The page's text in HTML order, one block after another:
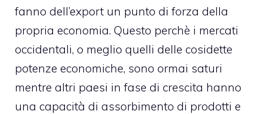
fanno dell’export un punto di forza della
propria economia. Questo perchè i mercati
occidentali, o meglio quelli delle cosidette
potenze economiche, sono ormai saturi
mentre altri paesi in fase di crescita hanno
una capacità di assorbimento di prodotti e